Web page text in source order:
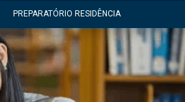
PREPARATÓRIO RESIDÊNCIA